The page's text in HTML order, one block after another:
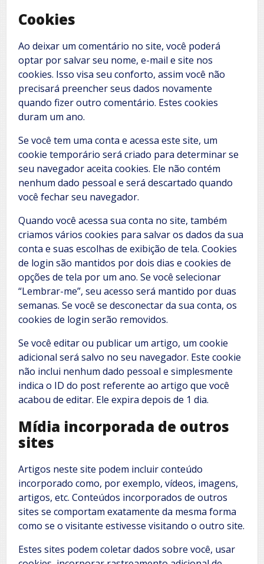
Cookies
Ao deixar um comentário no site, você poderá
optar por salvar seu nome, e-mail e site nos
cookies. Isso visa seu conforto, assim você não
precisará preencher seus dados novamente
quando fizer outro comentário. Estes cookies
duram um ano.
Se você tem uma conta e acessa este site, um
cookie temporário será criado para determinar se
seu navegador aceita cookies. Ele não contém
nenhum dado pessoal e será descartado quando
você fechar seu navegador.
Quando você acessa sua conta no site, também
criamos vários cookies para salvar os dados da sua
conta e suas escolhas de exibição de tela. Cookies
de login são mantidos por dois dias e cookies de
opções de tela por um ano. Se você selecionar
“Lembrar-me”, seu acesso será mantido por duas
semanas. Se você se desconectar da sua conta, os
cookies de login serão removidos.
Se você editar ou publicar um artigo, um cookie
adicional será salvo no seu navegador. Este cookie
não inclui nenhum dado pessoal e simplesmente
indica o ID do post referente ao artigo que você
acabou de editar. Ele expira depois de 1 dia.
Mídia incorporada de outros
sites
Artigos neste site podem incluir conteúdo
incorporado como, por exemplo, vídeos, imagens,
artigos, etc. Conteúdos incorporados de outros
sites se comportam exatamente da mesma forma
como se o visitante estivesse visitando o outro site.
Estes sites podem coletar dados sobre você, usar